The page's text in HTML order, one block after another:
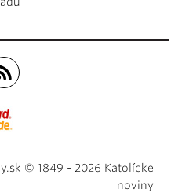
© 1849 - 2026 Katolícke
noviny